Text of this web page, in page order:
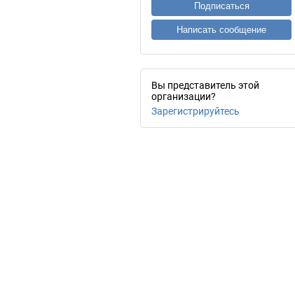
Подписаться
Написать сообщение
Вы представитель этой
организации?
Зарегистрируйтесь